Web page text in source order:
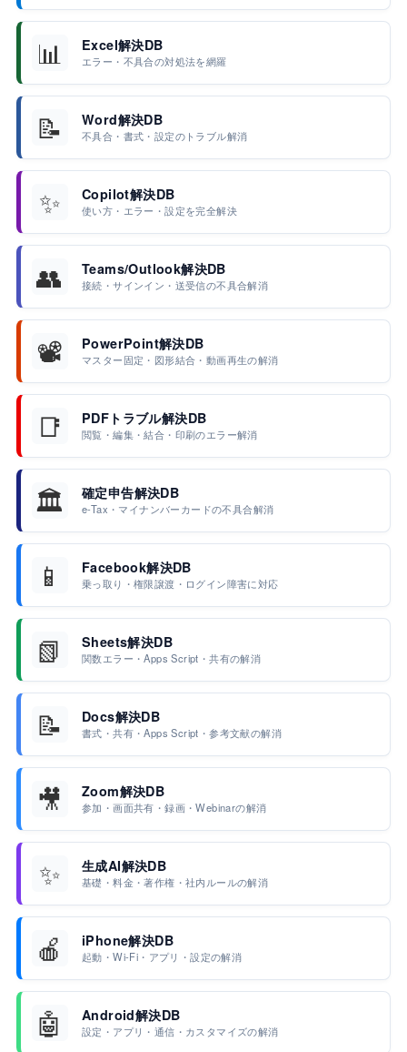
📊 Excel解決DB
エラー・不具合の対処法を網羅
📝 Word解決DB
不具合・書式・設定のトラブル解消
✨ Copilot解決DB
使い方・エラー・設定を完全解決
👥 Teams/Outlook解決DB
接続・サインイン・送受信の不具合解消
📽️ PowerPoint解決DB
マスター固定・図形結合・動画再生の解消
📑 PDFトラブル解決DB
閲覧・編集・結合・印刷のエラー解消
🏛️ 確定申告解決DB
e-Tax・マイナンバーカードの不具合解消
📱 Facebook解決DB
乗っ取り・権限譲渡・ログイン障害に対応
📗 Sheets解決DB
関数エラー・Apps Script・共有の解消
📝 Docs解決DB
書式・共有・Apps Script・参考文献の解消
🎥 Zoom解決DB
参加・画面共有・録画・Webinarの解消
✨ 生成AI解決DB
基礎・料金・著作権・社内ルールの解消
🍎 iPhone解決DB
起動・Wi-Fi・アプリ・設定の解消
🤖 Android解決DB
設定・アプリ・通信・カスタマイズの解消